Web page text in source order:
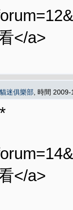
</a>
貓迷俱樂部 , 時間
</a>